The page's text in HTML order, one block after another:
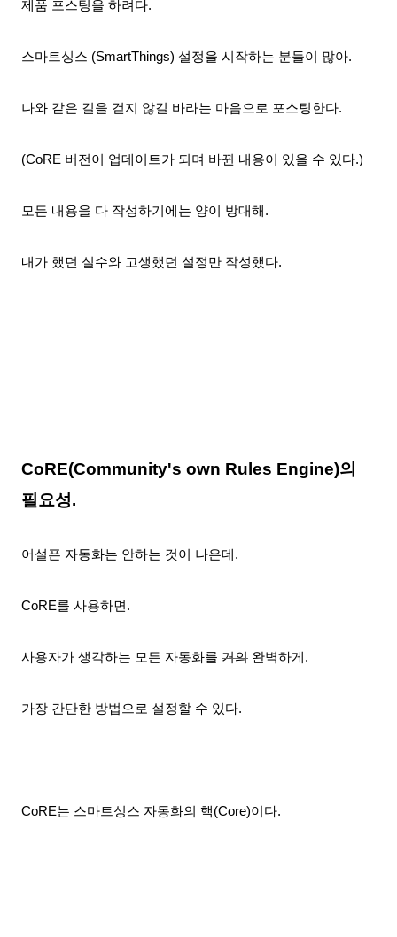
제품 포스팅을 하려다.
스마트싱스 (SmartThings) 설정을 시작하는 분들이 많아.
나와 같은 길을 걷지 않길 바라는 마음으로 포스팅한다.
(CoRE 버전이 업데이트가 되며 바뀐 내용이 있을 수 있다.)
모든 내용을 다 작성하기에는 양이 방대해.
내가 했던 실수와 고생했던 설정만 작성했다.
CoRE(Community's own Rules Engine)의
필요성.
어설픈 자동화는 안하는 것이 나은데.
CoRE를 사용하면 .
사용자가 생각하는 모든 자동화를 거의 완벽하게 .
가장 간단한 방법으로 설정할 수 있다.
CoRE는 스마트싱스 자동화의 핵(Core)이다.